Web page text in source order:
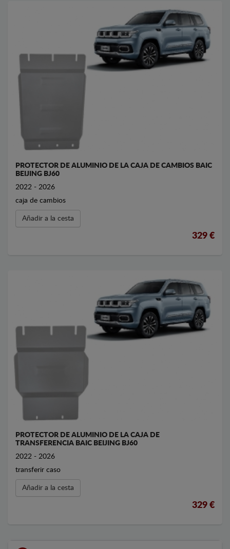
PROTECTOR DE ALUMINIO DE LA CAJA DE CAMBIOS BAIC
BEIJING BJ60
2022 - 2026
caja de cambios
Añadir a la cesta
329 €
PROTECTOR DE ALUMINIO DE LA CAJA DE
TRANSFERENCIA BAIC BEIJING BJ60
2022 - 2026
transferir caso
Añadir a la cesta
329 €